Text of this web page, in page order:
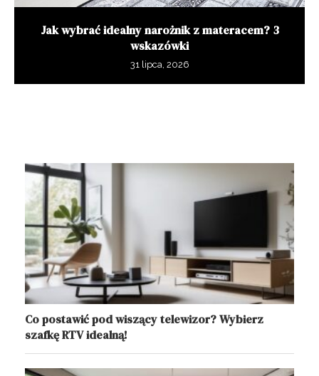
Jak wybrać idealny narożnik z materacem? 3
wskazówki
31 lipca, 2026
Co postawić pod wiszący telewizor? Wybierz
szafkę RTV idealną!